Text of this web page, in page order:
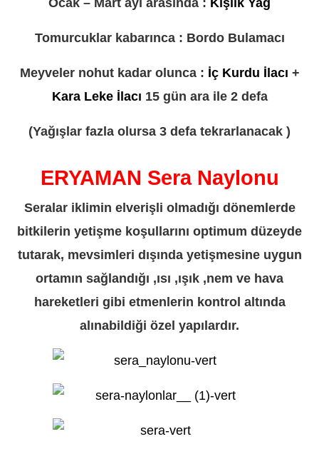
Tomurcuklar kabarınca : Bordo Bulamacı
Meyveler nohut kadar olunca : İç Kurdu İlacı +
Kara Leke İlacı 15 gün ara ile 2 defa
(Yağışlar fazla olursa 3 defa tekrarlanacak )
ERYAMAN Sera Naylonu
Seralar iklimin elverişli olmadığı dönemlerde
bitkilerin yetişme koşullarını optimum düzeyde
tutarak, mevsimleri dışında yetişmesine uygun
ortamın sağlandığı ,ısı ,ışık ,nem ve hava
hareketleri gibi etmenlerin kontrol altında
alınabildiği özel yapılardır.